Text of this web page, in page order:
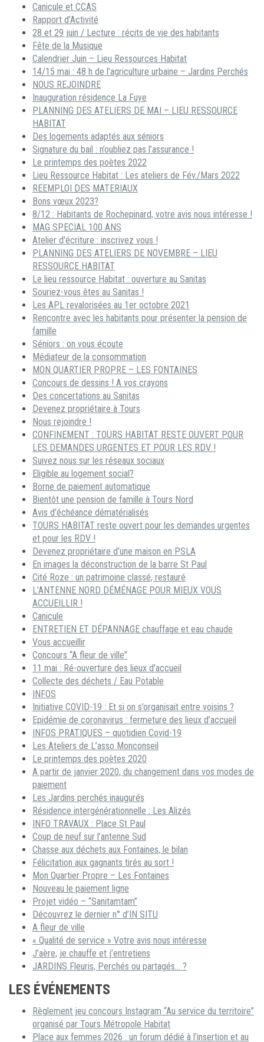
Canicule et CCAS
Rapport d’Activité
28 et 29 juin / Lecture : récits de vie des habitants
Fête de la Musique
Calendrier Juin – Lieu Ressources Habitat
14/15 mai : 48 h de l’agriculture urbaine – Jardins Perchés
NOUS REJOINDRE
Inauguration résidence La Fuye
PLANNING DES ATELIERS DE MAI – LIEU RESSOURCE
HABITAT
Des logements adaptés aux séniors
Signature du bail : n’oubliez pas l’assurance !
Le printemps des poètes 2022
Lieu Ressource Habitat : Les ateliers de Fév./Mars 2022
REEMPLOI DES MATERIAUX
Bons vœux 2023?
8/12 : Habitants de Rochepinard, votre avis nous intéresse !
MAG SPECIAL 100 ANS
Atelier d’écriture : inscrivez vous !
PLANNING DES ATELIERS DE NOVEMBRE – LIEU
RESSOURCE HABITAT
Le lieu ressource Habitat : ouverture au Sanitas
Souriez-vous êtes au Sanitas !
Les APL revalorisées au 1er octobre 2021
Rencontre avec les habitants pour présenter la pension de
famille
Séniors : on vous écoute
Médiateur de la consommation
MON QUARTIER PROPRE – LES FONTAINES
Concours de dessins ! A vos crayons
Des concertations au Sanitas
Devenez propriétaire à Tours
Nous rejoindre !
CONFINEMENT : TOURS HABITAT RESTE OUVERT POUR
LES DEMANDES URGENTES ET POUR LES RDV !
Suivez nous sur les réseaux sociaux
Eligible au logement social?
Borne de paiement automatique
Bientôt une pension de famille à Tours Nord
Avis d’échéance dématérialisés
TOURS HABITAT reste ouvert pour les demandes urgentes
et pour les RDV !
Devenez propriétaire d’une maison en PSLA
En images la déconstruction de la barre St Paul
Cité Roze : un patrimoine classé, restauré
L’ANTENNE NORD DÉMÉNAGE POUR MIEUX VOUS
ACCUEILLIR !
Canicule
ENTRETIEN ET DÉPANNAGE chauffage et eau chaude
Vous accueillir
Concours “A fleur de ville”
11 mai : Ré-ouverture des lieux d’accueil
Collecte des déchets / Eau Potable
INFOS
Initiative COVID-19 : Et si on s’organisait entre voisins ?
Epidémie de coronavirus : fermeture des lieux d’accueil
INFOS PRATIQUES – quotidien Covid-19
Les Ateliers de L’asso Monconseil
Le printemps des poètes 2020
A partir de janvier 2020, du changement dans vos modes de
paiement
Les Jardins perchés inaugurés
Résidence intergénérationnelle : Les Alizés
INFO TRAVAUX : Place St Paul
Coup de neuf sur l’antenne Sud
Chasse aux déchets aux Fontaines, le bilan
Félicitation aux gagnants tirés au sort !
Mon Quartier Propre – Les Fontaines
Nouveau le paiement ligne
Projet vidéo – “Sanitamtam”
Découvrez le dernier n° d’IN SITU
A fleur de ville
« Qualité de service » Votre avis nous intéresse
J’aère, je chauffe et j’entretiens
JARDINS Fleuris, Perchés ou partagés… ?
LES ÉVÉNEMENTS
Règlement jeu concours Instagram “Au service du territoire”
organisé par Tours Métropole Habitat
Place aux femmes 2026 : un forum dédié à l’insertion et au